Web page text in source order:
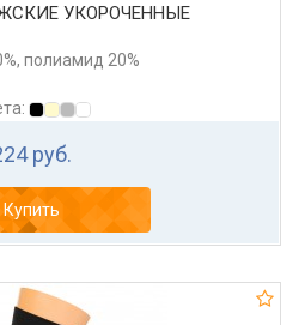
УКОРОЧЕННЫЕ
полиамид 20%
руб.
Купить